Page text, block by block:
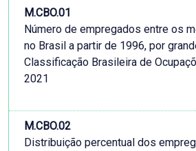
M.CBO.01
Número de empregados entre os
no Brasil a partir de 1996, por
Classificação Brasileira de
2021
M.CBO.02
Distribuição percentual dos